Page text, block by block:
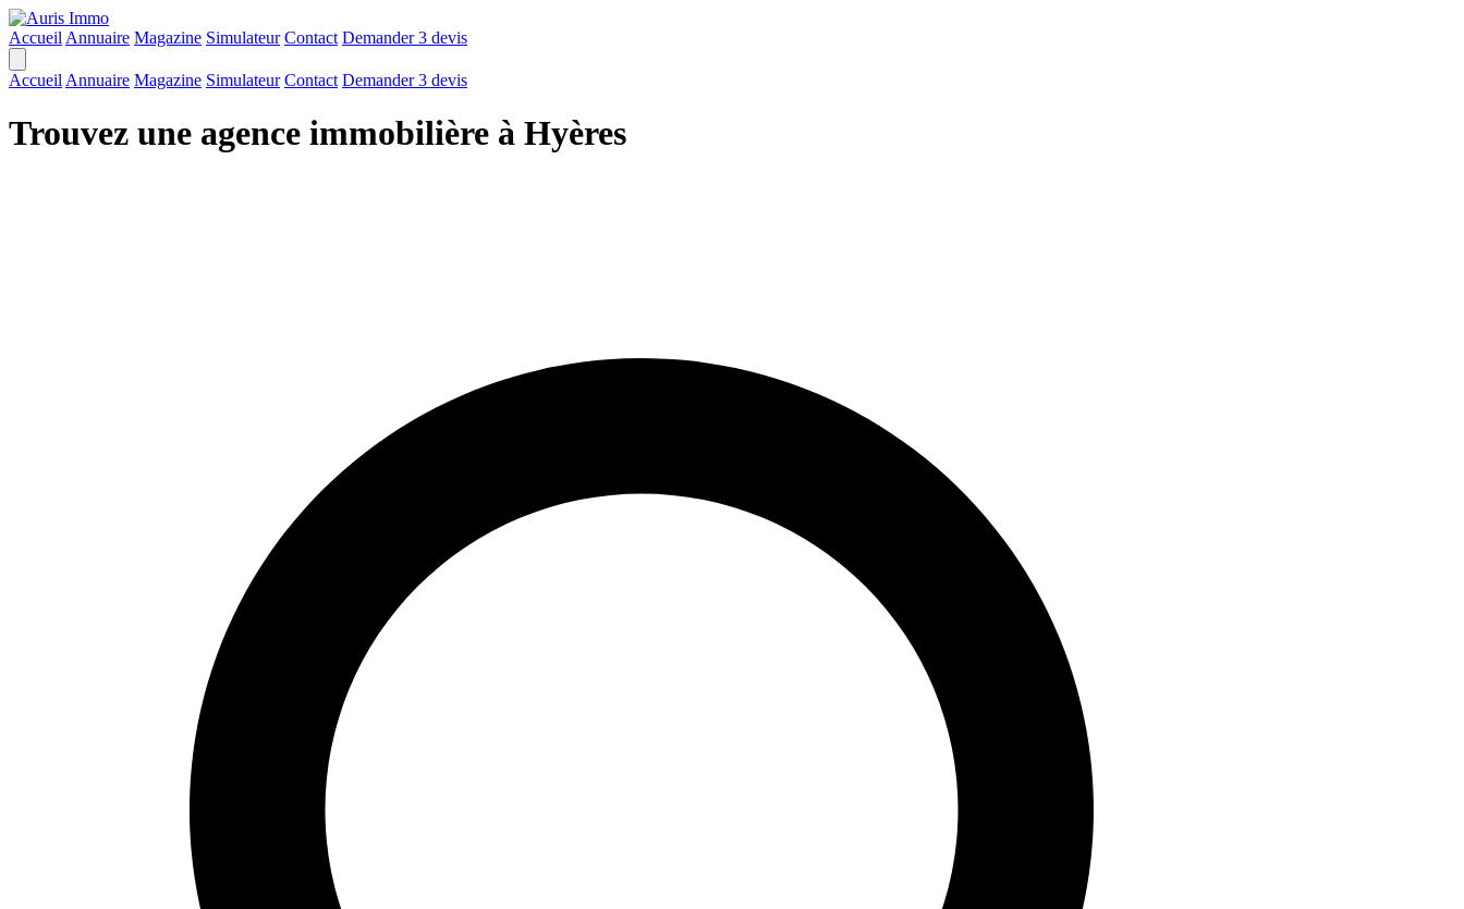
Accueil Annuaire Magazine Simulateur Contact Demander 3 devis
Accueil Annuaire Magazine Simulateur Contact Demander 3 devis
Trouvez une agence immobilière à Hyères